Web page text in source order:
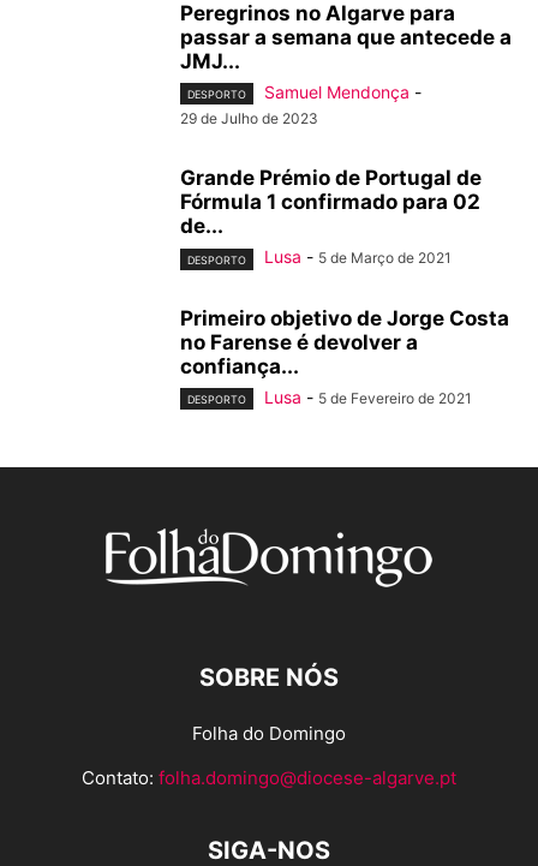
Peregrinos no Algarve para
passar a semana que antecede a
JMJ...
DESPORTO Samuel Mendonça -
29 de Julho de 2023
Grande Prémio de Portugal de
Fórmula 1 confirmado para 02
de...
DESPORTO Lusa - 5 de Março de 2021
Primeiro objetivo de Jorge Costa
no Farense é devolver a
confiança...
DESPORTO Lusa - 5 de Fevereiro de 2021
SOBRE NÓS
Folha do Domingo
Contato: folha.domingo@diocese-algarve.pt
SIGA-NOS